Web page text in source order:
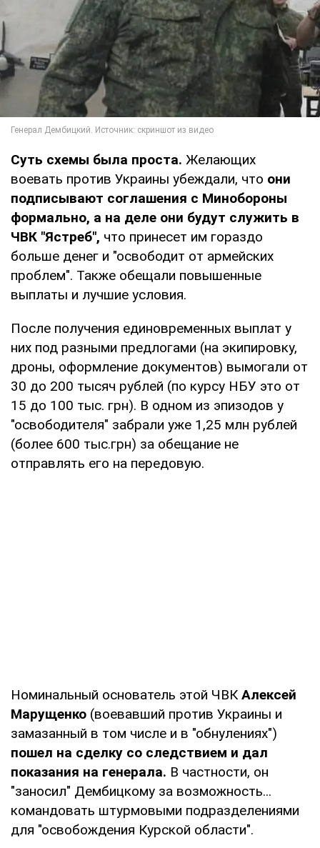
Суть схемы была проста. Желающих
воевать против Украины убеждали, что они
подписывают соглашения с Минобороны
формально, а на деле они будут служить в
ЧВК "Ястреб", что принесет им гораздо
больше денег и "освободит от армейских
проблем". Также обещали повышенные
выплаты и лучшие условия.
После получения единовременных выплат у
них под разными предлогами (на экипировку,
дроны, оформление документов) вымогали от
30 до 200 тысяч рублей (по курсу НБУ это от
15 до 100 тыс. грн). В одном из эпизодов у
"освободителя" забрали уже 1,25 млн рублей
(более 600 тыс.грн) за обещание не
отправлять его на передовую.
Номинальный основатель этой ЧВКАлексей
Марущенко (воевавший против Украины и
замазанный в том числе и в "обнулениях")
пошел на сделку со следствием и дал
показания на генерала. В частности, он
"заносил" Дембицкому за возможность...
командовать штурмовыми подразделениями
для "освобождения Курской области".